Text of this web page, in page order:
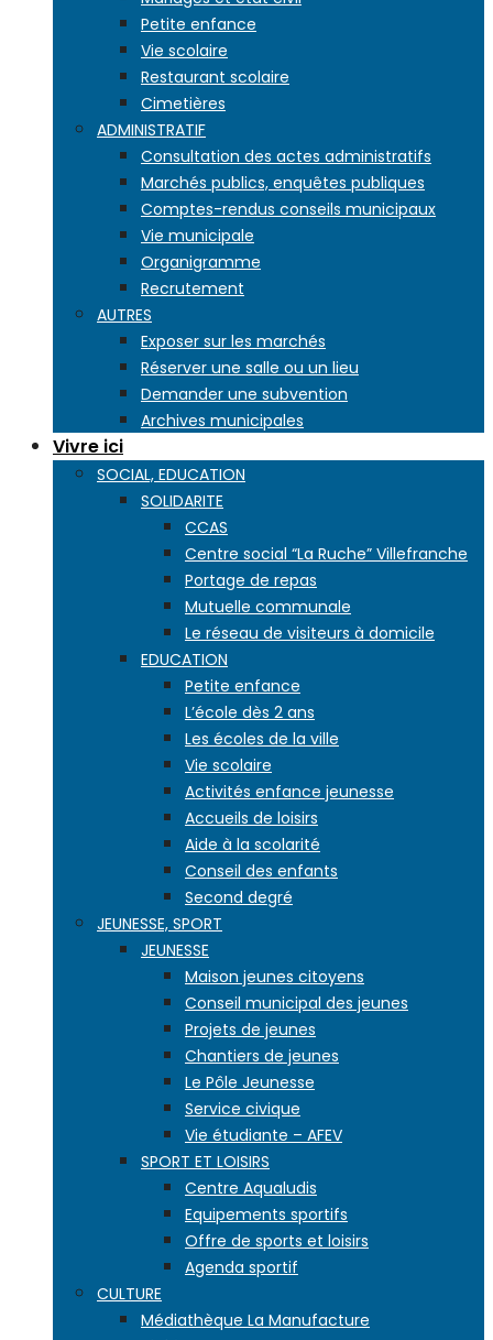
Petite enfance
Vie scolaire
Restaurant scolaire
Cimetières
ADMINISTRATIF
Consultation des actes administratifs
Marchés publics, enquêtes publiques
Comptes-rendus conseils municipaux
Vie municipale
Organigramme
Recrutement
AUTRES
Exposer sur les marchés
Réserver une salle ou un lieu
Demander une subvention
Archives municipales
Vivre ici
SOCIAL, EDUCATION
SOLIDARITE
CCAS
Centre social “La Ruche” Villefranche
Portage de repas
Mutuelle communale
Le réseau de visiteurs à domicile
EDUCATION
Petite enfance
L’école dès 2 ans
Les écoles de la ville
Vie scolaire
Activités enfance jeunesse
Accueils de loisirs
Aide à la scolarité
Conseil des enfants
Second degré
JEUNESSE, SPORT
JEUNESSE
Maison jeunes citoyens
Conseil municipal des jeunes
Projets de jeunes
Chantiers de jeunes
Le Pôle Jeunesse
Service civique
Vie étudiante – AFEV
SPORT ET LOISIRS
Centre Aqualudis
Equipements sportifs
Offre de sports et loisirs
Agenda sportif
CULTURE
Médiathèque La Manufacture